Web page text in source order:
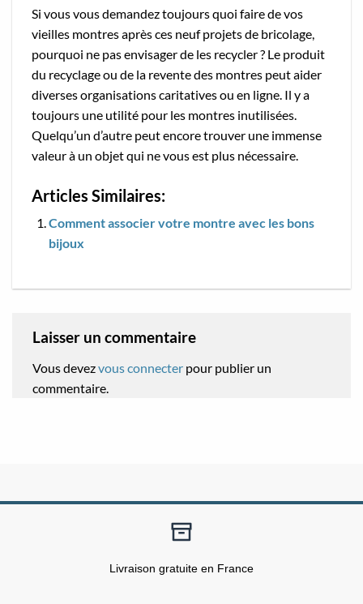
Si vous vous demandez toujours quoi faire de vos
vieilles montres après ces neuf projets de bricolage,
pourquoi ne pas envisager de les recycler ? Le produit
du recyclage ou de la revente des montres peut aider
diverses organisations caritatives ou en ligne. Il y a
toujours une utilité pour les montres inutilisées.
Quelqu’un d’autre peut encore trouver une immense
valeur à un objet qui ne vous est plus nécessaire.
Articles Similaires:
Comment associer votre montre avec les bons
bijoux
Laisser un commentaire
Vous devezvous connecter pour publier un
commentaire.
Livraison gratuite en France